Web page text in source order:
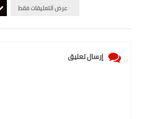
عرض التعليقات فقط
إرسال تعليق